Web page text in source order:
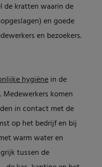
de kratten waarin de
en goede
en bezoekers.
hygiënein de
. Medewerkers komen
in contact met de
op het bedrijf en bij
warm water en
tussen de